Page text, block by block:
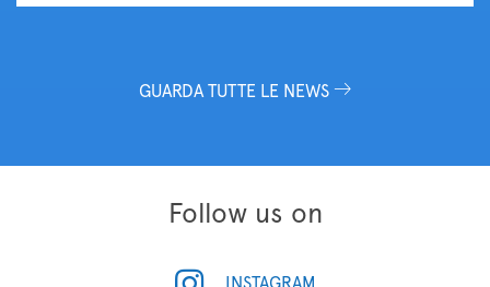
GUARDA TUTTE LE NEWS
Follow us on